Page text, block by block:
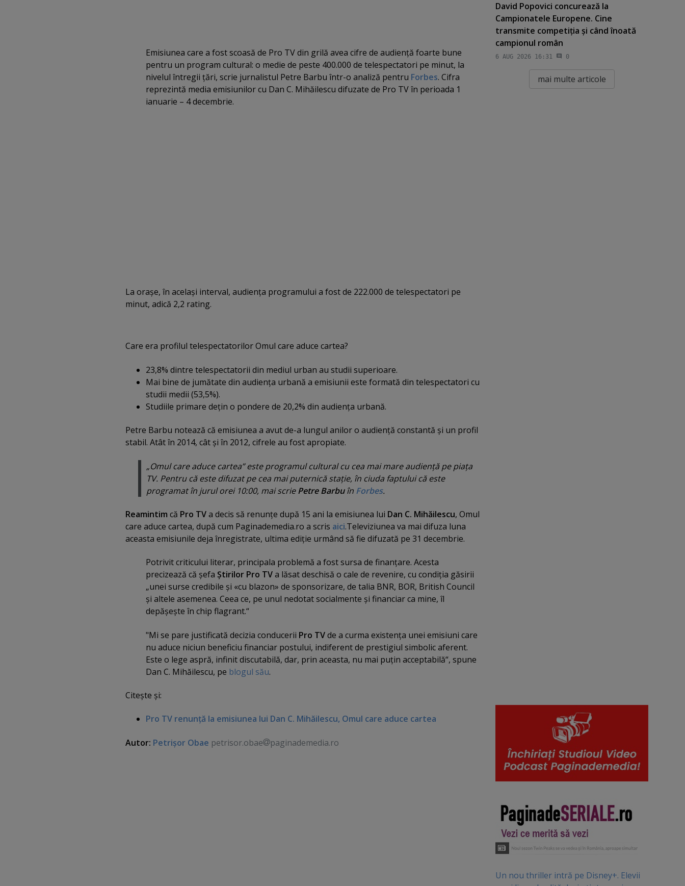
Emisiunea care a fost scoasă de Pro TV din grilă avea cifre de audienţă foarte bune
pentru un program cultural: o medie de peste 400.000 de telespectatori pe minut, la
nivelul întregii ţări, scrie jurnalistul Petre Barbu într-o analiză pentru Forbes. Cifra
reprezintă media emisiunilor cu Dan C. Mihăilescu difuzate de Pro TV în perioada 1
ianuarie – 4 decembrie.
La oraşe, în acelaşi interval, audienţa programului a fost de 222.000 de telespectatori pe
minut, adică 2,2 rating.
Care era profilul telespectatorilor Omul care aduce cartea?
23,8% dintre telespectatorii din mediul urban au studii superioare.
Mai bine de jumătate din audienţa urbană a emisiunii este formată din telespectatori cu
studii medii (53,5%).
Studiile primare deţin o pondere de 20,2% din audienţa urbană.
Petre Barbu notează că emisiunea a avut de-a lungul anilor o audienţă constantă şi un profil
stabil. Atât în 2014, cât şi în 2012, cifrele au fost apropiate.
„Omul care aduce cartea” este programul cultural cu cea mai mare audienţă pe piaţa
TV. Pentru că este difuzat pe cea mai puternică staţie, în ciuda faptului că este
programat în jurul orei 10:00, mai scriePetre Barbuîn Forbes.
Reamintim că Pro TVa decis să renunţe după 15 ani la emisiunea lui Dan C. Mihăilescu, Omul
care aduce cartea, după cum Paginademedia.ro a scris aici.Televiziunea va mai difuza luna
aceasta emisiunile deja înregistrate, ultima ediţie urmând să fie difuzată pe 31 decembrie.
Potrivit criticului literar, principala problemă a fost sursa de finanţare. Acesta
precizează că şefa Ştirilor Pro TVa lăsat deschisă o cale de revenire, cu condiţia găsirii
„unei surse credibile şi «cu blazon» de sponsorizare, de talia BNR, BOR, British Council
şi altele asemenea. Ceea ce, pe unul nedotat socialmente şi financiar ca mine, îl
depăşeşte în chip flagrant.“
"Mi se pare justificată decizia conducerii Pro TVde a curma existenţa unei emisiuni care
nu aduce niciun beneficiu financiar postului, indiferent de prestigiul simbolic aferent.
Este o lege aspră, infinit discutabilă, dar, prin aceasta, nu mai puţin acceptabilă“, spune
Dan C. Mihăilescu, pe blogul său.
Citeşte şi:
Pro TV renunţă la emisiunea lui Dan C. Mihăilescu, Omul care aduce cartea
Autor: Petrişor Obae petrisor.obae paginademedia.ro
David Popovici concurează la
Campionatele Europene. Cine
transmite competiţia şi când înoată
campionul român
6 AUG 2026 16:31 0
mai multe articole
Un nou thriller intră pe Disney+. Elevii